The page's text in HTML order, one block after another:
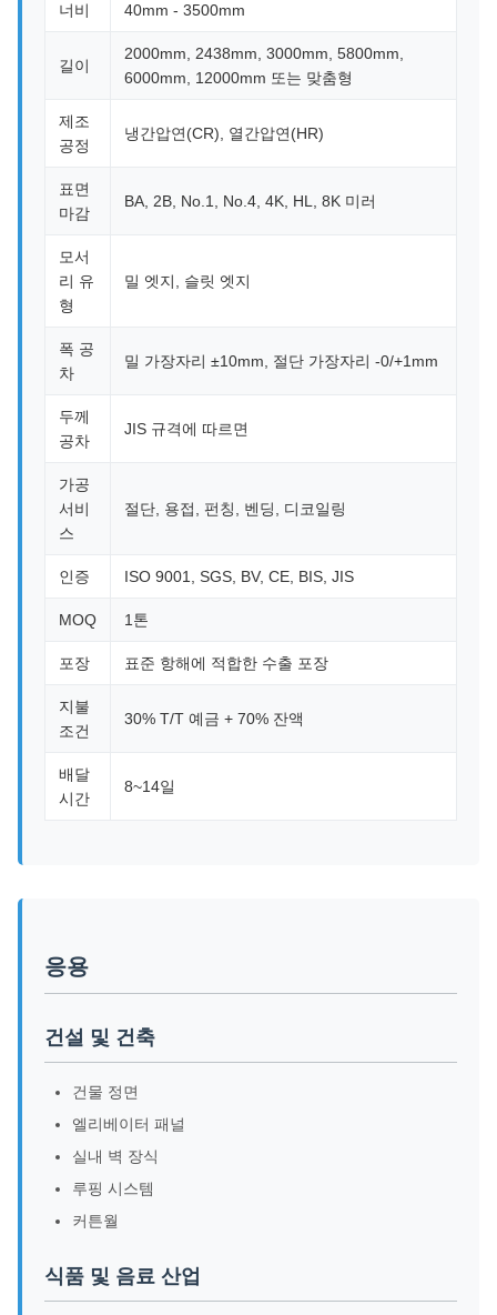
너비 40mm - 3500mm
길이
2000mm, 2438mm, 3000mm, 5800mm,
6000mm, 12000mm 또는 맞춤형
제조
공정
냉간압연(CR), 열간압연(HR)
표면
마감
BA, 2B, No.1, No.4, 4K, HL, 8K 미러
모서
리 유
형
밀 엣지, 슬릿 엣지
폭 공
차
밀 가장자리 ±10mm, 절단 가장자리 -0/+1mm
두께
공차
JIS 규격에 따르면
가공
서비
스
절단, 용접, 펀칭, 벤딩, 디코일링
인증 ISO 9001, SGS, BV, CE, BIS, JIS
MOQ 1톤
포장 표준 항해에 적합한 수출 포장
지불
조건
30% T/T 예금 + 70% 잔액
배달
시간
8~14일
응용
건설 및 건축
건물 정면
엘리베이터 패널
실내 벽 장식
루핑 시스템
커튼월
식품 및 음료 산업